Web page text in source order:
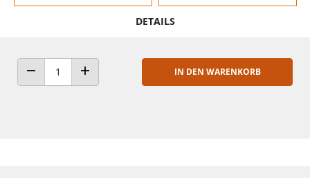
DETAILS
ANZAHL VERRINGERNANZAHL ERHÖHEN
IN DEN WARENKORB